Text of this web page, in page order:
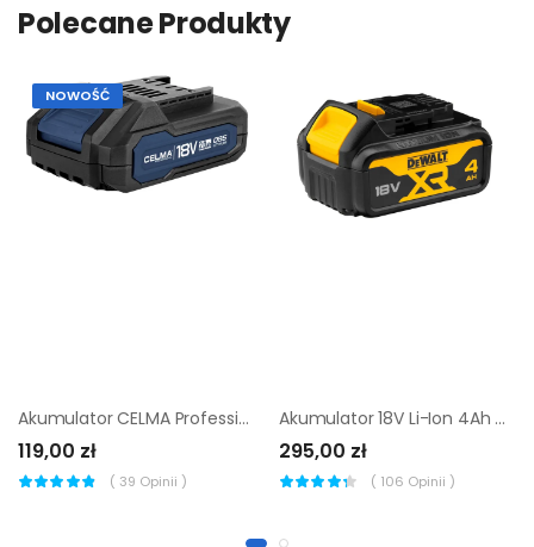
Polecane Produkty
NOWOŚĆ
Akumulator CELMA Professional OBS 18V 2Ah
119,00 zł
( 39 Opinii )
Akumulator 18V Li-Ion 4Ah DCB182-XJ DEWALT
295,00 zł
( 106 Opinii )